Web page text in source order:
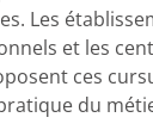
Les
et les
ces
du